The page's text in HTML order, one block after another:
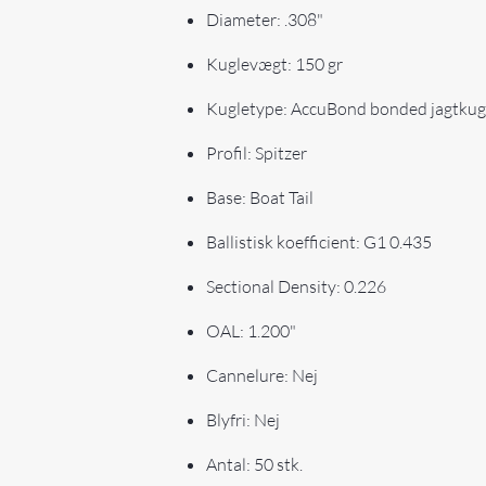
Diameter: .308"
Kuglevægt: 150 gr
Kugletype: AccuBond bonded
Profil: Spitzer
Base: Boat Tail
Ballistisk koefficient: G1 0.435
Sectional Density: 0.226
OAL: 1.200"
Cannelure: Nej
Blyfri: Nej
Antal: 50 stk.